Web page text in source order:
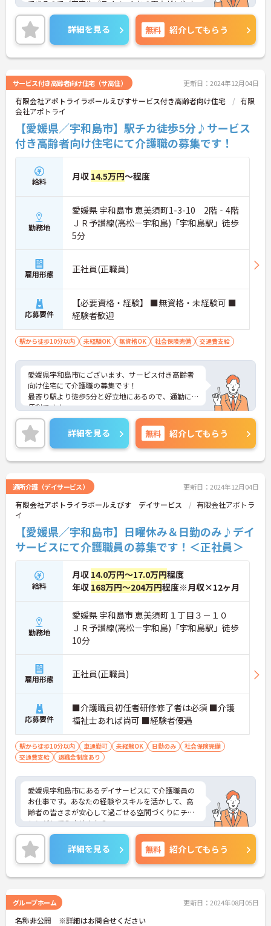
できるのでご家庭やプライベートとの両立がしやす
い環境ですよ◎
ご興味ある方には、面接対策ポイントなど、さらに
詳細をお話しいたしますのでお気軽にご相談くださ
い。
詳細を見る 無料 紹介してもらう
サービス付き高齢者向け住宅（サ高住） 更新日：2024年12月04日
有限会社アポトライラポールえびすサービス付き高齢者向け住宅
有限
会社アポトライ
【愛媛県／宇和島市】駅チカ徒歩5分♪サービス
付き高齢者向け住宅にて介護職の募集です！
給料 月収 14.5万円～程度
勤務地
愛媛県 宇和島市 恵美須町1-3-10 2階‐4階
ＪＲ予讃線(高松－宇和島)「宇和島駅」徒歩
5分
雇用形態 正社員(正職員)
応募要件
【必要資格・経験】 ■無資格・未経験可 ■
経験者歓迎
駅から徒歩10分以内 未経験OK 無資格OK 社会保険完備 交通費支給
愛媛県宇和島市にございます、サービス付き高齢者
向け住宅にて介護職の募集です！
最寄り駅より徒歩5分と好立地にあるので、通勤に
便利です♪
資格や経験などは問いません！どなたでも介護のお
仕事にチャレンジしていただける環境です◎
ご興味のある方は、マイナビ介護職までお問い合わ
せください。
詳細を見る 無料 紹介してもらう
通所介護（デイサービス） 更新日：2024年12月04日
有限会社アポトライラポールえびす デイサービス
有限会社アポトラ
イ
【愛媛県／宇和島市】日曜休み＆日勤のみ♪デイ
サービスにて介護職員の募集です！＜正社員＞
給料
月収 14.0万円～17.0万円程度
年収 168万円～204万円程度※月収×12ヶ月
勤務地
愛媛県 宇和島市 恵美須町１丁目３－１０
ＪＲ予讃線(高松－宇和島)「宇和島駅」徒歩
10分
雇用形態 正社員(正職員)
応募要件
■介護職員初任者研修修了者は必須 ■介護
福祉士あれば尚可 ■経験者優遇
駅から徒歩10分以内 車通勤可 未経験OK 日勤のみ
社会保険完備
交通費支給
退職金制度あり
愛媛県宇和島市にあるデイサービスにて介護職員の
お仕事です。あなたの経験やスキルを活かして、高
齢者の皆さまが安心して過ごせる空間づくりにチャ
レンジしてみませんか？
ご興味ある方には、面接対策ポイントなど、さらに
詳細をお話しいたしますのでお気軽にご相談くださ
い。
詳細を見る 無料 紹介してもらう
グループホーム 更新日：2024年08月05日
名称非公開 ※詳細はお問合せください